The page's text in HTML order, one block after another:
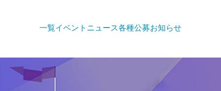
一覧イベント ニュース各種公募お知らせ